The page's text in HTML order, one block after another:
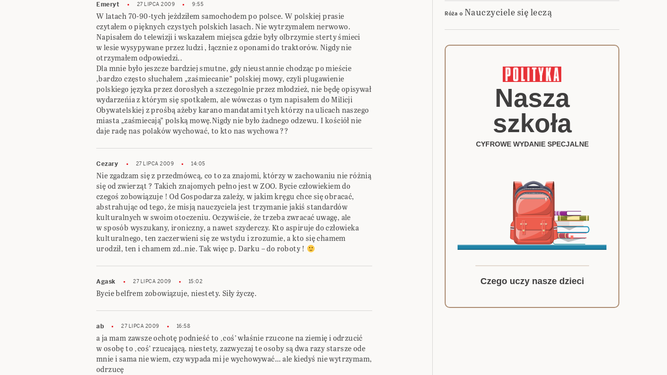
Emeryt 27 LIPCA 2009 9:55
W latach 70-90-tych jeżdziłem samochodem po polsce. W polskiej prasie
czytałem o pięknych czystych polskich lasach. Nie wytrzymałem nerwowo.
Napisałem do telewizji i wskazałem miejsca gdzie były olbrzymie sterty śmieci
w lesie wysypywane przez ludzi , łącznie z oponami do traktorów. Nigdy nie
otrzymałem odpowiedzi..
Dla mnie było jeszcze bardziej smutne, gdy nieustannie chodząc po mieście
,bardzo często słuchałem „zaśmiecanie” polskiej mowy, czyli plugawienie
polskiego języka przez dorosłych a szczegolnie przez młodzież, nie będę opisywał
wydarzeńia z którym się spotkałem, ale wówczas o tym napisałem do Milicji
Obywatelskiej z prośbą ażeby karano mandatami tych którzy na ulicach naszego
miasta „zaśmiecają” polską mowę.Nigdy nie było żadnego odzewu. I kościół nie
daje radę nas polaków wychować, to kto nas wychowa ??
Cezary 27 LIPCA 2009 14:05
Nie zgadzam się z przedmówcą, co to za znajomi, którzy w zachowaniu nie różnią
się od zwierząt ? Takich znajomych pełno jest w ZOO. Bycie człowiekiem do
czegoś zobowiązuje ! Od Gospodarza zależy, w jakim kręgu chce się obracać,
abstrahując od tego, że misją nauczyciela jest trzymanie jakiś standardów
kulturalnych w swoim otoczeniu. Oczywiście, że trzeba zwracać uwagę, ale
w sposób wyszukany, ironiczny, a nawet szyderczy. Kto aspiruje do człowieka
kulturalnego, ten zaczerwieni się ze wstydu i zrozumie, a kto się chamem
urodził, ten i chamem zd..nie. Tak więc p. Darku – do roboty !
Agask 27 LIPCA 2009 15:02
Bycie belfrem zobowiązuje, niestety. Siły życzę.
ab 27 LIPCA 2009 16:58
a ja mam zawsze ochotę podnieść to ‚coś’ właśnie rzucone na ziemię i odrzucić
w osobę to ‚coś’ rzucającą. niestety, zazwyczaj te osoby są dwa razy starsze ode
mnie i sama nie wiem, czy wypada mi je wychowywać… ale kiedyś nie wytrzymam,
odrzucę
Róża o Nauczyciele się leczą
Nasza
szkoła
CYFROWE WYDANIE SPECJALNE
Czego uczy nasze dzieci